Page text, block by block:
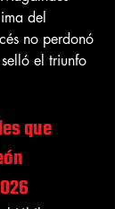
del
no perdonó
el triunfo
que